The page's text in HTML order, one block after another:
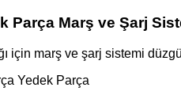
Parça Marş ve Şarj
için marş ve şarj sistemi